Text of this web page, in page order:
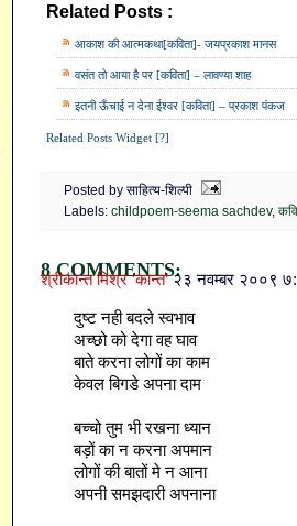
Related Posts :
आकाश की आत्मकथा[कविता]- जयप्रकाश मानस
वसंत तो आया है पर [कविता] – लावण्या शाह
इतनी ऊँचाई न देना ईश्वर [कविता] – प्रकाश पंकज
Related Posts Widget [?]
Posted by साहित्य-शिल्पी
Labels: childpoem-seema sachdev,
8 COMMENTS:
श्रीकान्त मिश्र ’कान्त’ २३ नवम्बर २००९
दुष्ट नही बदले स्वभाव
अच्छो को देगा वह घाव
बाते करना लोगों का काम
केवल बिगडे अपना दाम
बच्चो तुम भी रखना ध्यान
बड़ों का न करना अपमान
लोगों की बातों मे न आना
अपनी समझदारी अपनाना